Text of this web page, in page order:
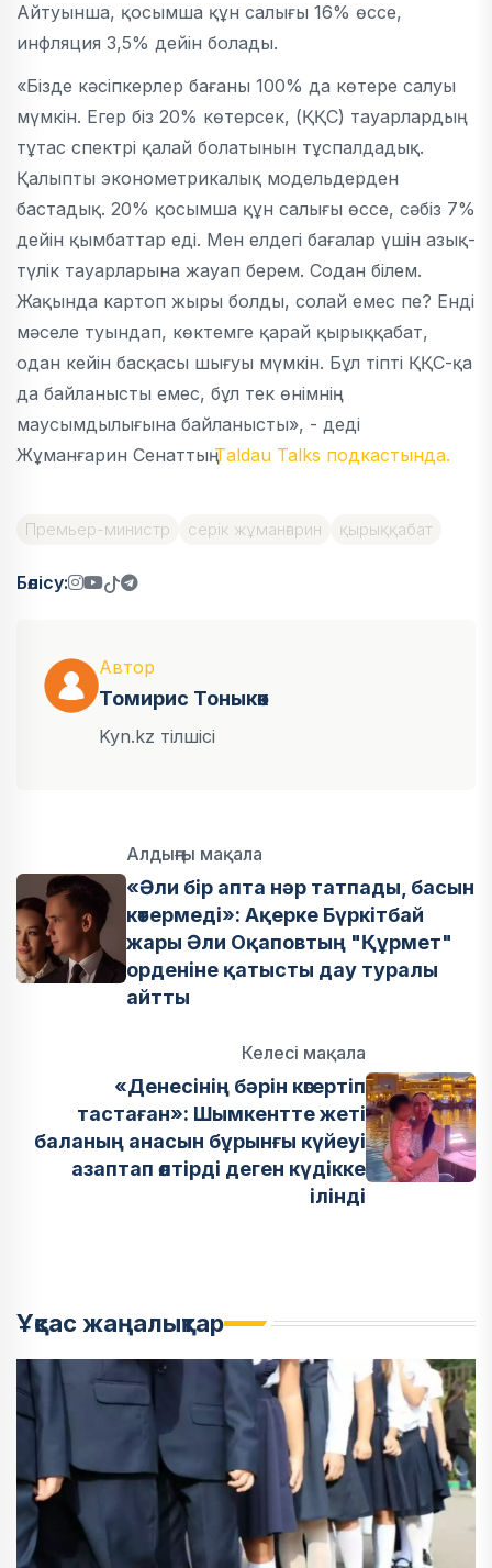
Айтуынша, қосымша құн салығы 16% өссе,
инфляция 3,5% дейін болады.
«Бізде кәсіпкерлер бағаны 100% да көтере салуы
мүмкін. Егер біз 20% көтерсек, (ҚҚС) тауарлардың
тұтас спектрі қалай болатынын тұспалдадық.
Қалыпты эконометрикалық модельдерден
бастадық. 20% қосымша құн салығы өссе, сәбіз 7%
дейін қымбаттар еді. Мен елдегі бағалар үшін азық-
түлік тауарларына жауап берем. Содан білем.
Жақында картоп жыры болды, солай емес пе? Енді
мәселе туындап, көктемге қарай қырыққабат,
одан кейін басқасы шығуы мүмкін. Бұл тіпті ҚҚС-қа
да байланысты емес, бұл тек өнімнің
маусымдылығына байланысты», - деді
Жұманғарин СенаттыңТaldau Talks подкастында.
Премьер-министр серік жұманғарин қырыққабат
Бөлісу:
Автор
Томирис Тоныкөк
Kyn.kz тілшісі
Алдыңғы мақала
«Әли бір апта нәр татпады, басын
көтермеді»: Ақерке Бүркітбай
жары Әли Оқаповтың "Құрмет"
орденіне қатысты дау туралы
айтты
Келесі мақала
«Денесінің бәрін көгертіп
тастаған»: Шымкентте жеті
баланың анасын бұрынғы күйеуі
азаптап өлтірді деген күдікке
ілінді
Ұқсас жаңалықтар